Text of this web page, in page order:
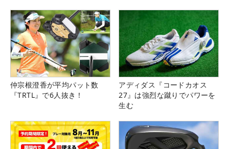
仲宗根澄香が平均パット数
『TRTL』で6人抜き！
アディダス『コードカオス
27』は強烈な蹴りでパワーを
生む